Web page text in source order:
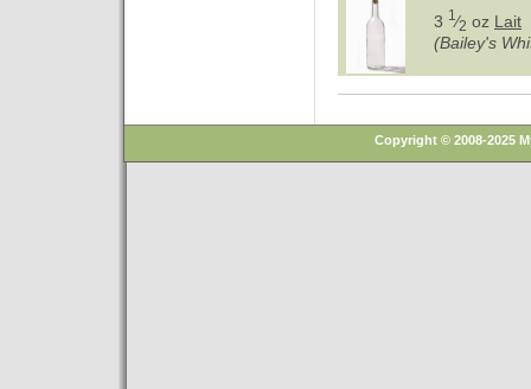
3 1 ⁄2 oz Lait
(Bailey's
Copyright © 2008-2025